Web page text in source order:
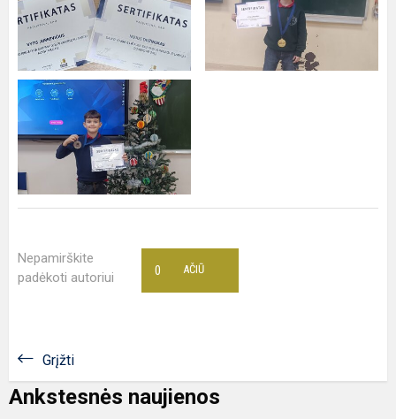
Nepamirškite
padėkoti autoriui
AČIŪ
0
Grįžti
Ankstesnės naujienos